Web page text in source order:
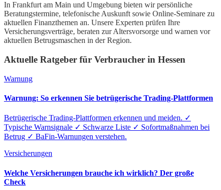
In Frankfurt am Main und Umgebung bieten wir persönliche
Beratungstermine, telefonische Auskunft sowie Online-Seminare zu
aktuellen Finanzthemen an. Unsere Experten prüfen Ihre
Versicherungsverträge, beraten zur Altersvorsorge und warnen vor
aktuellen Betrugsmaschen in der Region.
Aktuelle Ratgeber für Verbraucher in Hessen
Warnung
Warnung: So erkennen Sie betrügerische Trading-Plattformen
Betrügerische Trading-Plattformen erkennen und meiden. ✓
Typische Warnsignale ✓ Schwarze Liste ✓ Sofortmaßnahmen bei
Betrug ✓ BaFin-Warnungen verstehen.
Versicherungen
Welche Versicherungen brauche ich wirklich? Der große
Check